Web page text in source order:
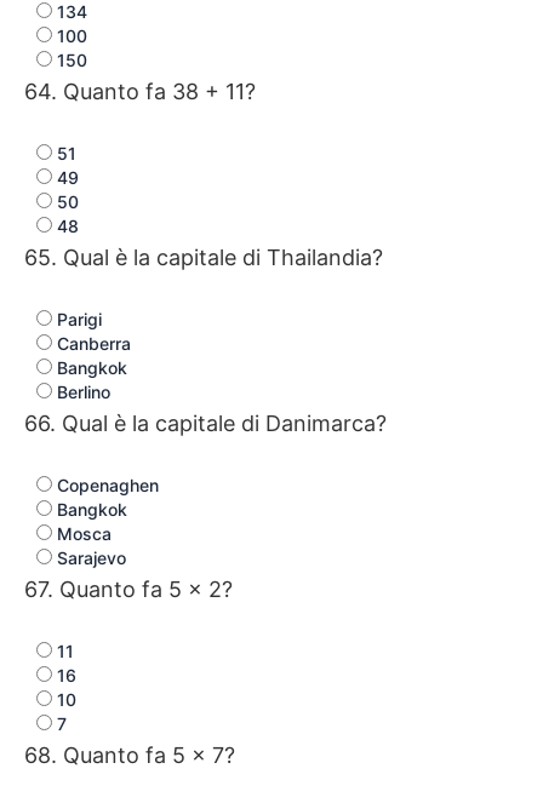
134
100
150
64. Quanto fa 38 + 11?
51
49
50
48
65. Qual è la capitale di Thailandia?
Parigi
Canberra
Bangkok
Berlino
66. Qual è la capitale di Danimarca?
Copenaghen
Bangkok
Mosca
Sarajevo
67. Quanto fa 5 × 2?
11
16
10
7
68. Quanto fa 5 × 7?